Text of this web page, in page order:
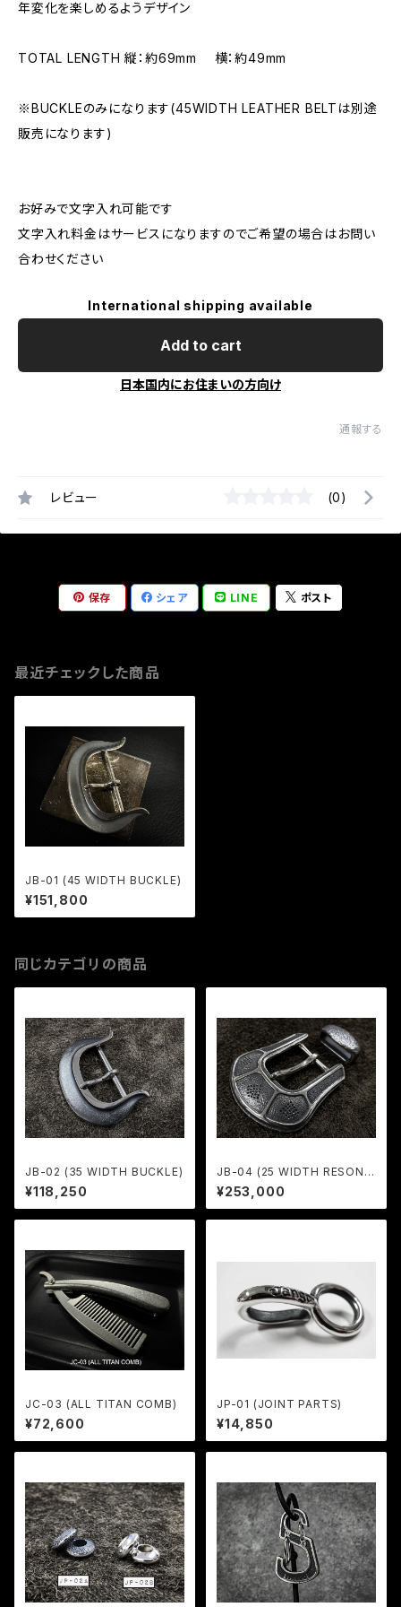
年変化を楽しめるようデザイン
TOTAL LENGTH 縦：約69mm 横：約49mm
※BUCKLEのみになります(45WIDTH LEATHER BELTは別途
販売になります)
お好みで文字入れ可能です
文字入れ料金はサービスになりますのでご希望の場合はお問い
合わせください
International shipping available
Add to cart
日本国内にお住まいの方向け
通報する
レビュー (0)
保存 シェア LINE ポスト
最近チェックした商品
JB-01 (45 WIDTH BUCKLE)
¥151,800
同じカテゴリの商品
JB-02 (35 WIDTH BUCKLE)
¥118,250
JB-04 (25 WIDTH RESONA
TOR BUCKLE SET)
¥253,000
JC-03 (ALL TITAN COMB)
¥72,600
JP-01 (JOINT PARTS)
¥14,850